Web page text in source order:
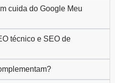
cuida do Google Meu
técnico e SEO de